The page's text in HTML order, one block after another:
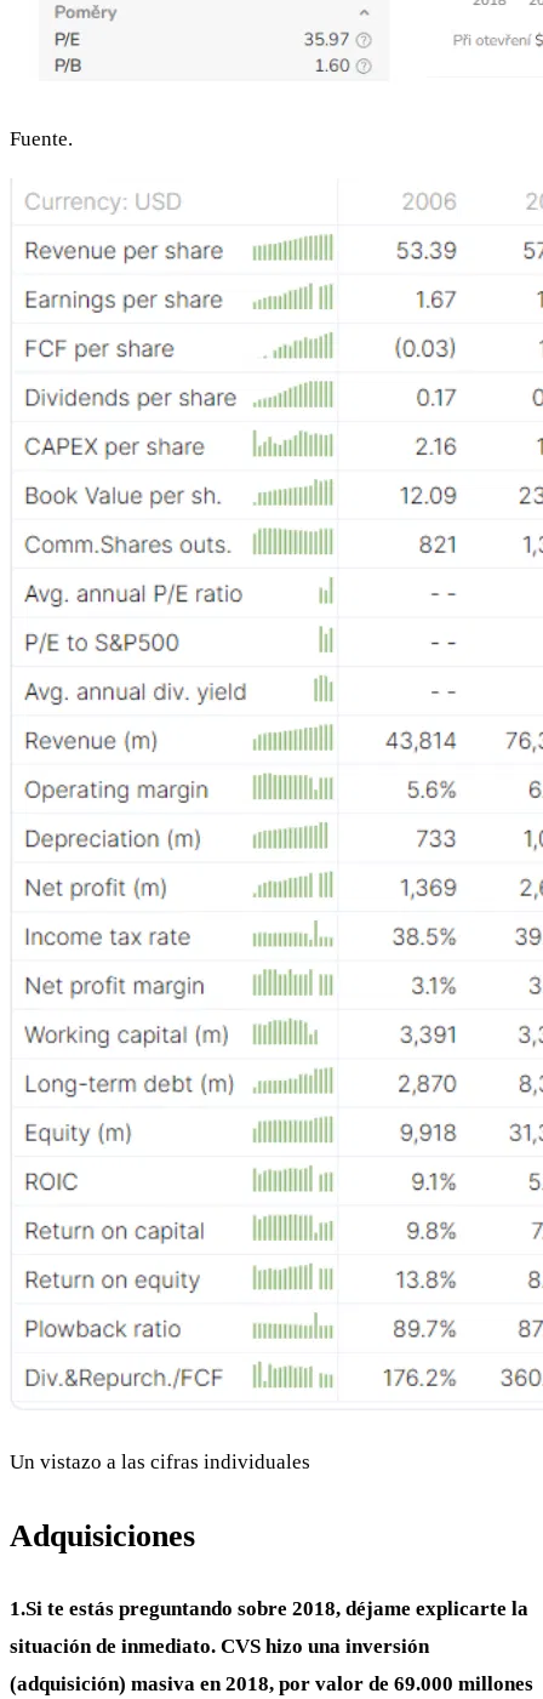
Fuente.
Un vistazo a las cifras individuales
Adquisiciones
1.Si te estás preguntando sobre 2018, déjame explicarte la
situación de inmediato. CVS hizo una inversión
(adquisición) masiva en 2018, por valor de 69.000 millones